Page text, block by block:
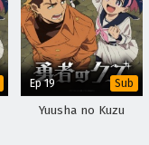
Ep 19 Sub
Yuusha no Kuzu